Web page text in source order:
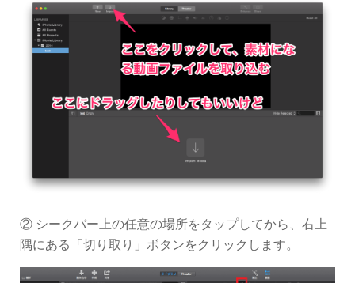
② シークバー上の任意の場所をタップしてから、右上
隅にある「切り取り」ボタンをクリックします。